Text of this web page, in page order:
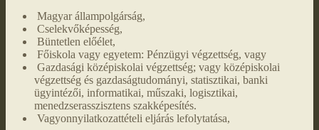
Magyar állampolgárság,
Cselekvőképesség,
Büntetlen előélet,
Főiskola vagy egyetem: Pénzügyi végzettség, vagy
Gazdasági középiskolai végzettség; vagy középiskolai
végzettség és gazdaságtudományi, statisztikai, banki
ügyintézői, informatikai, műszaki, logisztikai,
menedzserasszisztens szakképesítés.
Vagyonnyilatkozattételi eljárás lefolytatása,